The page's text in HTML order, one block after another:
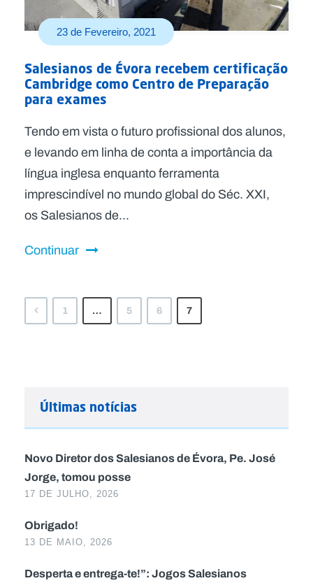
23 de Fevereiro, 2021
Salesianos de Évora recebem certificação
Cambridge como Centro de Preparação
para exames
Tendo em vista o futuro profissional dos alunos,
e levando em linha de conta a importância da
língua inglesa enquanto ferramenta
imprescindível no mundo global do Séc. XXI,
os Salesianos de...
Continuar
1 … 5 6 7
Últimas notícias
Novo Diretor dos Salesianos de Évora, Pe. José
Jorge, tomou posse
17 DE JULHO, 2026
Obrigado!
13 DE MAIO, 2026
Desperta e entrega-te!”: Jogos Salesianos